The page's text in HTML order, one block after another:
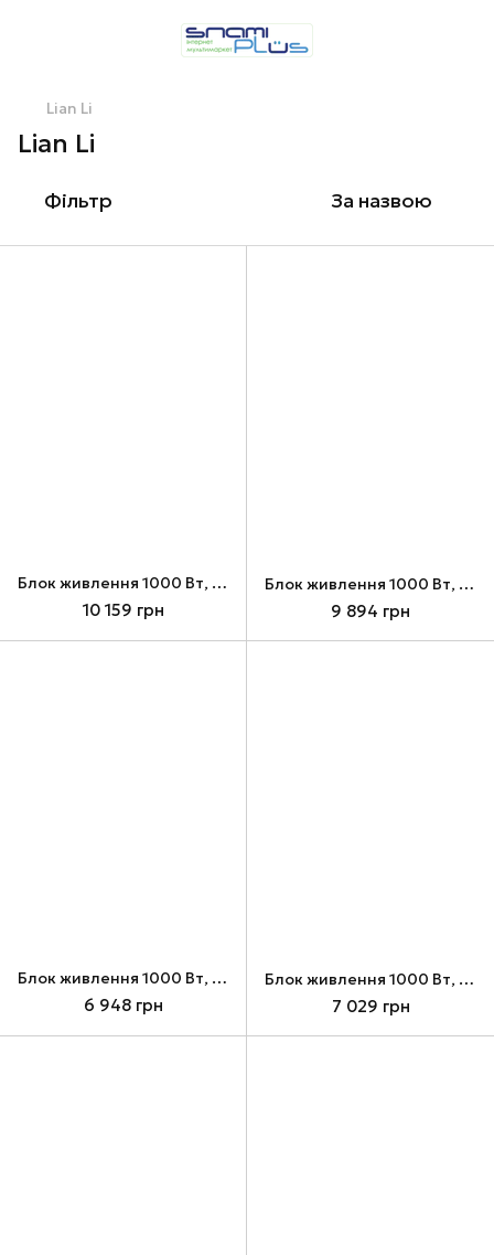
Lian Li
Lian Li
Фільтр За назвою
Блок живлення 1000 Вт, Lian Li RS1000G + RS Hub, Black (G9P.RS1000G.BH00.EU)
10 159 грн
Блок живлення 1000 Вт, Lian Li RS1000G + RS Hub, White (G9P.RS1000G.WH00.EU)
9 894 грн
Блок живлення 1000 Вт, Lian Li RS1000G, Black (G9P.RS1000G.B000.EU)
6 948 грн
Блок живлення 1000 Вт, Lian Li RS1000G, White (G9P.RS1000G.W000.EU)
7 029 грн